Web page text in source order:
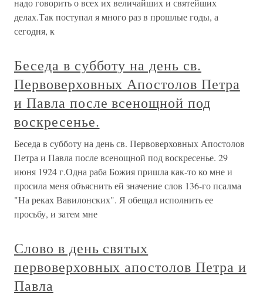
надо говорить о всех их величайших и святейших
делах.Так поступал я много раз в прошлые годы, а
сегодня, к
Беседа в субботу на день св.
Первоверховных Апостолов Петра
и Павла после всенощной под
воскресенье.
Беседа в субботу на день св. Первоверховных Апостолов
Петра и Павла после всенощной под воскресенье. 29
июня 1924 г.Одна раба Божия пришла как-то ко мне и
просила меня объяснить ей значение слов 136-го псалма
"На реках Вавилонских". Я обещал исполнить ее
просьбу, и затем мне
Слово в день святых
первоверховных апостолов Петра и
Павла